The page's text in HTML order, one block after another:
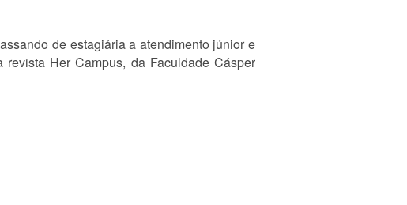
de estagiária a atendimento júnior e
Her Campus, da Faculdade Cásper